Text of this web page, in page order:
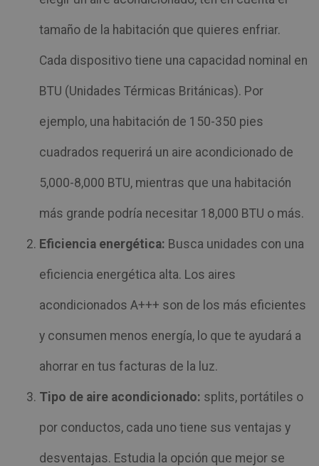
tamaño de la habitación que quieres enfriar.
Cada dispositivo tiene una capacidad nominal en
BTU (Unidades Térmicas Británicas). Por
ejemplo, una habitación de 150-350 pies
cuadrados requerirá un aire acondicionado de
5,000-8,000 BTU, mientras que una habitación
más grande podría necesitar 18,000 BTU o más.
Eficiencia energética: Busca unidades con una
eficiencia energética alta. Los aires
acondicionados A+++ son de los más eficientes
y consumen menos energía, lo que te ayudará a
ahorrar en tus facturas de la luz.
Tipo de aire acondicionado: splits, portátiles o
por conductos, cada uno tiene sus ventajas y
desventajas. Estudia la opción que mejor se